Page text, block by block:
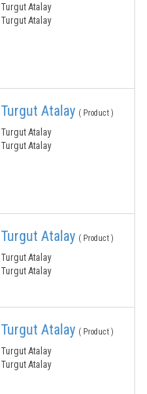
Turgut Atalay
Turgut Atalay
Turgut Atalay ( Product )
Turgut Atalay
Turgut Atalay
Turgut Atalay ( Product )
Turgut Atalay
Turgut Atalay
Turgut Atalay ( Product )
Turgut Atalay
Turgut Atalay